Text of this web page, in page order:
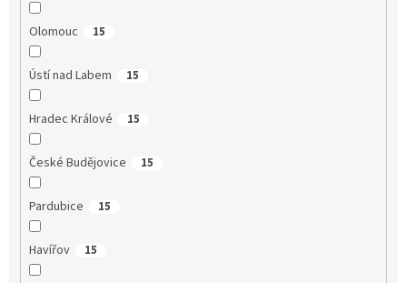
Olomouc 15
Ústí nad Labem 15
Hradec Králové 15
České Budějovice 15
Pardubice 15
Havířov 15